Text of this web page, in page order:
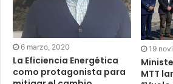
6 marzo, 2020
La Eficiencia Energética
como protagonista para
19
MTT